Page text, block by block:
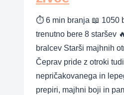
⏱ 6 min branja 📖 1050
trenutno bere 8 staršev
bralcev Starši majhnih
Čeprav pride z otroki
nepričakovanega in
prepiri, majhni boji in